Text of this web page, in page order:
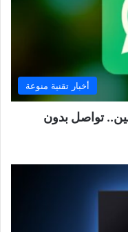
أخبار تقنية منوعة
تواصل بدون